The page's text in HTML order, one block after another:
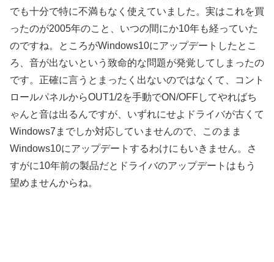
でも十分で特に不満もなく使えていました。実はこれを買
ったのが2005年のこと、いつの間にか10年も経っていた
のですね。ところがWindows10にアップデートしたとこ
ろ、音が出ないという致命的な問題が発覚してしまったの
です。正確に言うとまったく出ないのではなくて、コント
ロールパネルからOUT1/2を手動でON/OFFしてやればち
ゃんと音は出るんですが、いずれにせよドライバが古くて
Windows7までしか対応していませんので、このまま
Windows10にアップデートするわけにもいきません。さ
すがに10年前の製品だとドライバのアップデートはもう
望めませんからね。